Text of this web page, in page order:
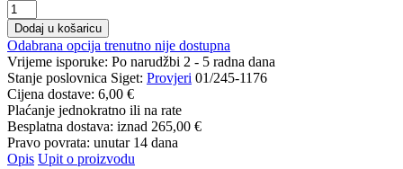
Dodaj u košaricu
Odabrana opcija trenutno nije dostupna
Vrijeme isporuke: Po narudžbi 2 - 5 radna dana
Stanje poslovnica Siget: Provjeri 01/245-1176
Cijena dostave: 6,00 €
Plaćanje jednokratno ili na rate
Besplatna dostava: iznad 265,00 €
Pravo povrata: unutar 14 dana
Opis Upit o proizvodu